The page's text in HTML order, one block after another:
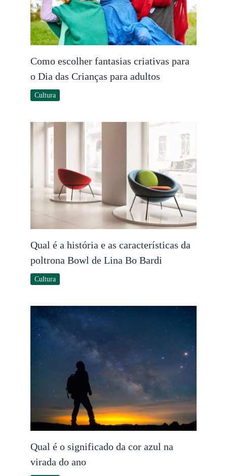
Como escolher fantasias criativas para
o Dia das Crianças para adultos
Cultura
Qual é a história e as características da
poltrona Bowl de Lina Bo Bardi
Cultura
Qual é o significado da cor azul na
virada do ano